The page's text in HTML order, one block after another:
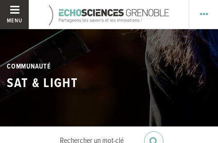
MENU
COMMUNAUTÉ
SAT & LIGHT